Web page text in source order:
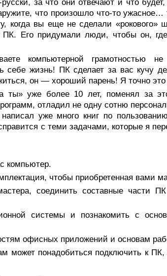
за что они отвечают и что
что произошло что-то ужасное…
когда вы еще не сделали «рокового»
ПК. Его придумали люди, чтобы он,
компьютерной грамотностью не
себе жизнь! ПК сделает за вас кучу
он — хороший парень! Я точно
уже более 10 лет, поменял за
отладил не одну сотню
уже много книг по
с теми задачами, которые я
компьютер.
чтобы приобретенная вами
соединить составные части
системы и познакомить с
офисных приложений и основам
может понадобиться подключить к ПК,